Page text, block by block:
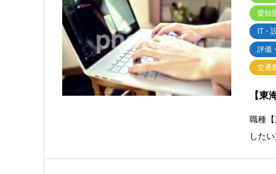
愛知
IT・
評価
交通
【
職種
した